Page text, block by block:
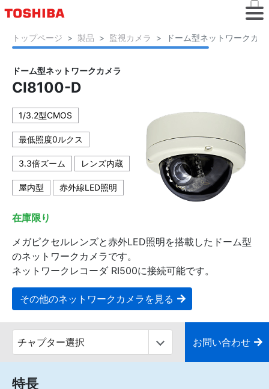
トップページ 製品 監視カメラ ドーム型ネットワークカ
ドーム型ネットワークカメラ
CI8100-D
1/3.2型CMOS
最低照度0ルクス
3.3倍ズーム レンズ内蔵
屋内型 赤外線LED照明
在庫限り
メガピクセルレンズと赤外LED照明を搭載したドーム型
のネットワークカメラです。
ネットワークレコーダ RI500に接続可能です。
その他のネットワークカメラを見る
お問い合わせ
特長